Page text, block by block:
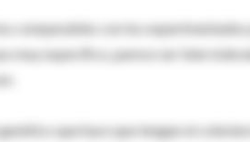
comparables con los experimentados
muy específico, parece ser bien
que hace que tengan el